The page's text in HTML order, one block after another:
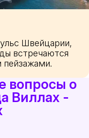
Швейцарии,
встречаются
вопросы о
Виллах -